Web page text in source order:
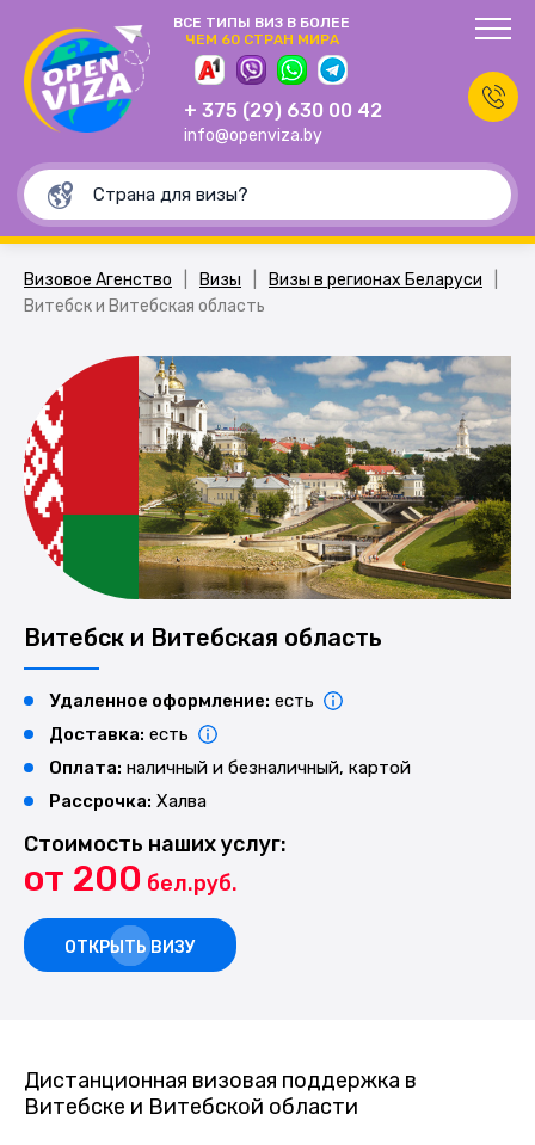
ВСЕ ТИПЫ ВИЗ В БОЛЕЕ
ЧЕМ 60 СТРАН МИРА
+ 375 (29) 630 00 42
info@openviza.by
Визовое Агенство Визы Визы в регионах Беларуси
Витебск и Витебская область
Витебск и Витебская область
Удаленное оформление: есть
Доставка: есть
Оплата: наличный и безналичный, картой
Рассрочка: Халва
Стоимость наших услуг:
от 200 бел.руб.
ОТКРЫТЬ ВИЗУ
Дистанционная визовая поддержка в
Витебске и Витебской области